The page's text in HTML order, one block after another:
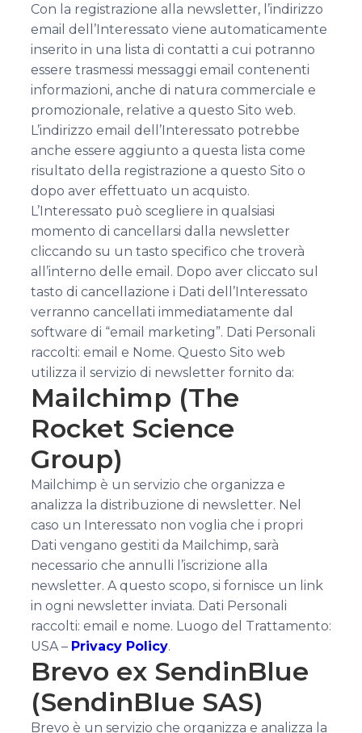
Con la registrazione alla newsletter, l’indirizzo
email dell’Interessato viene automaticamente
inserito in una lista di contatti a cui potranno
essere trasmessi messaggi email contenenti
informazioni, anche di natura commerciale e
promozionale, relative a questo Sito web.
L’indirizzo email dell’Interessato potrebbe
anche essere aggiunto a questa lista come
risultato della registrazione a questo Sito o
dopo aver effettuato un acquisto.
L’Interessato può scegliere in qualsiasi
momento di cancellarsi dalla newsletter
cliccando su un tasto specifico che troverà
all’interno delle email. Dopo aver cliccato sul
tasto di cancellazione i Dati dell’Interessato
verranno cancellati immediatamente dal
software di “email marketing”. Dati Personali
raccolti: email e Nome. Questo Sito web
utilizza il servizio di newsletter fornito da:
Mailchimp (The
Rocket Science
Group)
Mailchimp è un servizio che organizza e
analizza la distribuzione di newsletter. Nel
caso un Interessato non voglia che i propri
Dati vengano gestiti da Mailchimp, sarà
necessario che annulli l’iscrizione alla
newsletter. A questo scopo, si fornisce un link
in ogni newsletter inviata. Dati Personali
raccolti: email e nome. Luogo del Trattamento:
USA – Privacy Policy.
Brevo ex SendinBlue
(SendinBlue SAS)
Brevo è un servizio che organizza e analizza la